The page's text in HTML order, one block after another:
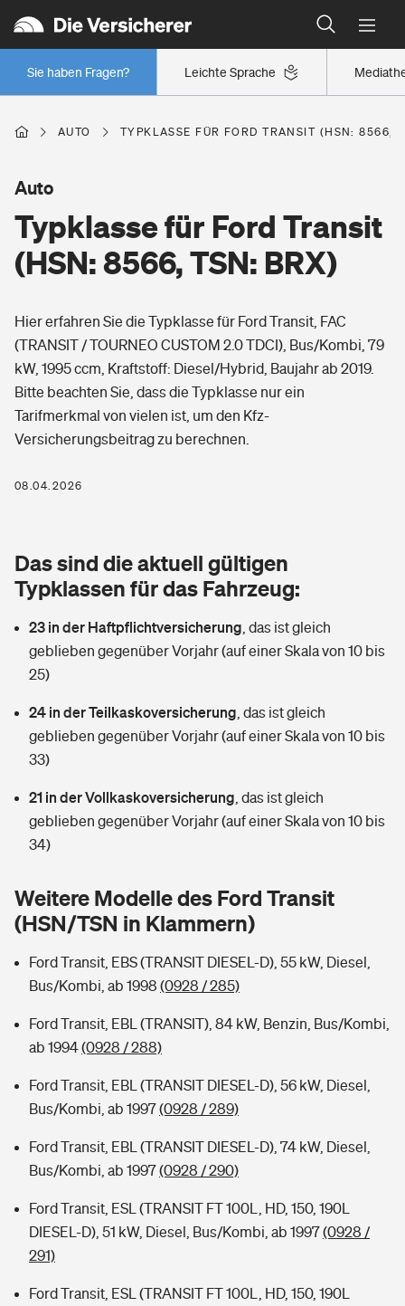
Leichte Sprache
Sie haben Fragen?
Wer versichert was: Jetzt Versicherer finden
Regionalklassen: So ist Ihre Region eingestuft
Wer versichert was: Jetzt Versicherer finden
Berufsunfähigkeitsversicherung
Erwerbsunfähigkeitsversicherung
Grundfähigkeitsversicherung
Arbeitsrechtsschutz
Berufshaftpflichtversicherung
Rentenrechner: Wie viel Geld bekomme ich im Alter?
Wer versichert was: Jetzt Versicherer finden
Wohnen
Photovoltaik
Vermieterrrechtsschutz
Mietkautionsversicherung
Zur Übersicht
Tools
Hochwasser-Check: Wie gefährdet ist Ihr Haus?
Wer versichert was: Jetzt Versicherer finden
Freizeit
Pri­vate Haft­pflicht­
Rechts­schutz­ver­si­che­rung
Fahrradversicherung
Kinderunfall­ver­si­che­rung
Kinderinvalidität
Reiseversicherung
Hundehalter-Haftpflicht
Pferdehalter-Haftpflicht
Private Cyberversicherung
Musikinstrumentenversicherung
Typklassen: So ist Ihr Auto eingestuft
Sie haben Fragen?
Gesundheit
Dread-Disease-Versicherung
Tierkrankenversicherung
Zur Übersicht
Tools
Wer versichert was: Jetzt Versicherer finden
Sie haben Fragen?
AUTO TYPKLASSE FÜR FORD TRANSIT (HSN: 8566,
Typklasse für Ford Transit
(HSN: 8566, TSN: BRX)
Auto
Hier erfahren Sie die Typklasse für Ford Transit, FAC
(TRANSIT / TOURNEO CUSTOM 2.0 TDCI), Bus/Kombi, 79
kW, 1995 ccm, Kraftstoff: Diesel/Hybrid, Baujahr ab 2019.
Bitte beachten Sie, dass die Typklasse nur ein
Tarifmerkmal von vielen ist, um den Kfz-
Versicherungsbeitrag zu berechnen.
08.04.2026
Das sind die aktuell gültigen
Typklassen für das Fahrzeug:
23 in der Haftpflichtversicherung das ist gleich
geblieben gegenüber Vorjahr (auf einer Skala von 10 bis
25)
24 in der Teilkaskoversicherung das ist gleich
geblieben gegenüber Vorjahr (auf einer Skala von 10 bis
33)
21 in der Vollkaskoversicherung das ist gleich
geblieben gegenüber Vorjahr (auf einer Skala von 10 bis
34)
Weitere Modelle des Ford Transit
(HSN/TSN in Klammern)
Ford Transit, EBS (TRANSIT DIESEL-D), 55 kW, Diesel,
Bus/Kombi, ab 1998 (0928 / 285)
Ford Transit, EBL (TRANSIT), 84 kW, Benzin, Bus/Kombi,
ab 1994(0928 / 288)
Ford Transit, EBL (TRANSIT DIESEL-D), 56 kW, Diesel,
Bus/Kombi, ab 1997(0928 / 289)
Ford Transit, EBL (TRANSIT DIESEL-D), 74 kW, Diesel,
Bus/Kombi, ab 1997(0928 / 290)
Ford Transit, ESL (TRANSIT FT 100L, HD, 150, 190L
DIESEL-D), 51 kW, Diesel, Bus/Kombi, ab 1997(0928 /
291)
Ford Transit, ESL (TRANSIT FT 100L, HD, 150, 190L